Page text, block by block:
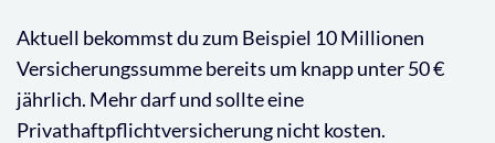
Aktuell bekommst du zum Beispiel 10 Millionen
Versicherungssumme bereits um knapp unter 50 €
jährlich. Mehr darf und sollte eine
Privathaftpflichtversicherung nicht kosten.